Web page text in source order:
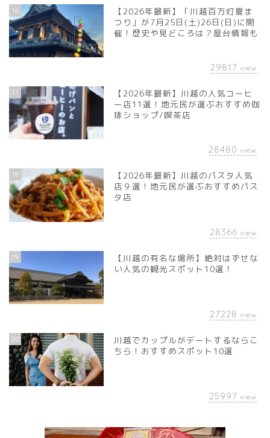
16
【2026年最新】「川越百万灯夏ま
つり」が7月25日(土)26日(日)に開
催！歴史や見どころは？屋台情報も
29817 view
17
【2026年最新】川越の人気コーヒ
ー店11選！地元民が選ぶおすすめ珈
琲ショップ/喫茶店
28480 view
18
【2026年最新】川越のパスタ人気
店９選！地元民が選ぶおすすめパス
タ店
28366 view
19
【川越の有名な場所】絶対はずせな
い人気の観光スポット10選！
27228 view
20
川越でカップルがデートするならこ
ちら！おすすめスポット10選
25997 view